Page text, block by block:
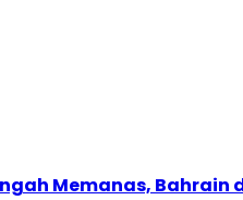
Memanas, Bahrain